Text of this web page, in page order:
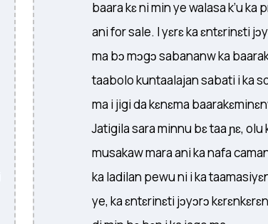
baara kɛ ni min ye walasa k’u
ani for sale. I yɛrɛ ka ɛntɛrinɛti
ma bɔ mɔgɔ sabananw ka
taabolo kuntaalajan sabati i ka
ma i jigi da kɛnɛma
Jatigila sara minnu bɛ taa ɲɛ, olu
musakaw mara ani ka nafa
ka ladilan pewu ni i ka
ye, ka ɛntɛrinɛti jɔyɔrɔ